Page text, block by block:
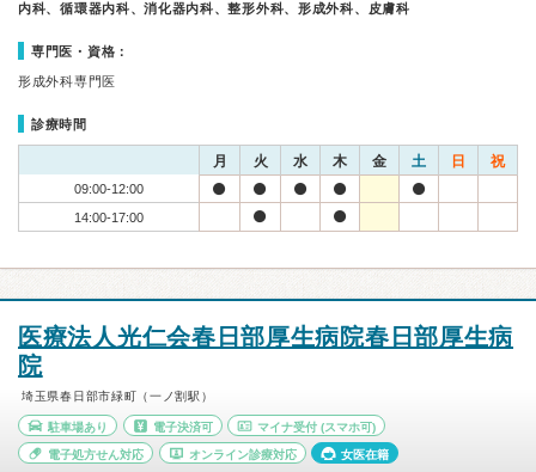
内科、循環器内科、消化器内科、整形外科、形成外科、皮膚科
専門医・資格：
形成外科専門医
診療時間
月 火 水 木 金 土 日 祝
09:00-12:00
14:00-17:00
医療法人光仁会春日部厚生病院春日部厚生病
院
埼玉県春日部市緑町（一ノ割駅）
駐車場あり 電子決済可 マイナ受付 (スマホ可)
電子処方せん対応 オンライン診療対応 女医在籍